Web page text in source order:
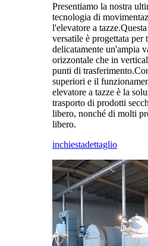
Presentiamo la nostra
tecnologia di
l'elevatore a
versatile è progettata per
delicatamente un'ampia
orizzontale che in
punti di
superiori e il
elevatore a tazze è la
trasporto di prodotti
libero, nonché di molti
libero.
inchiestadettaglio